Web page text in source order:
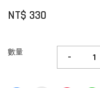
NT$ 330
數量 -